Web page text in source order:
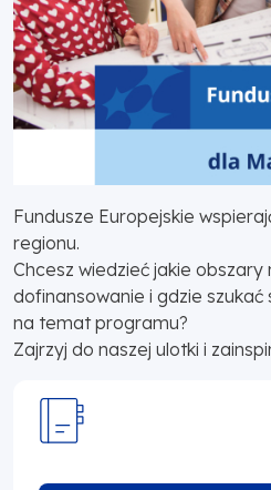
Fundusze Europejskie
regionu.
Chcesz wiedzieć jakie obszary
dofinansowanie i gdzie
na temat programu?
Zajrzyj do naszej ulotki i